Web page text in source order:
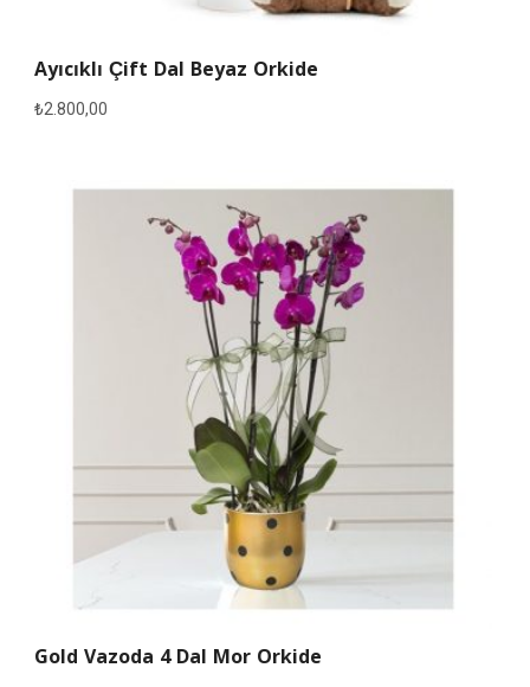
Ayıcıklı Çift Dal Beyaz Orkide
₺2.800,00
Gold Vazoda 4 Dal Mor Orkide